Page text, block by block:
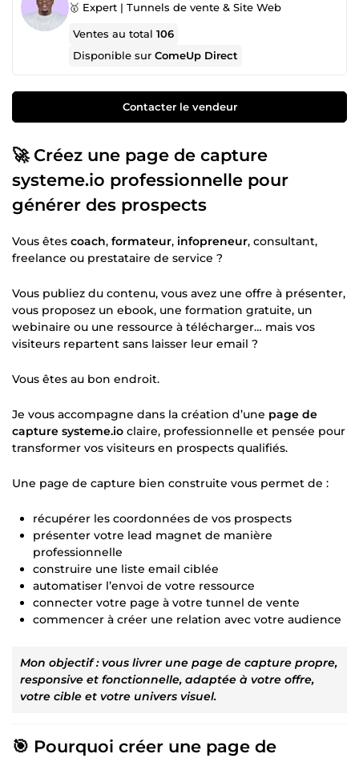
🥇 Expert | Tunnels de vente & Site Web
Ventes au total106
Disponible surComeUp Direct
Contacter le vendeur
🚀 Créez une page de capture
systeme.io professionnelle pour
générer des prospects
Vous êtes coach, formateur, infopreneur, consultant,
freelance ou prestataire de service ?
Vous publiez du contenu, vous avez une offre à présenter,
vous proposez un ebook, une formation gratuite, un
webinaire ou une ressource à télécharger… mais vos
visiteurs repartent sans laisser leur email ?
Vous êtes au bon endroit.
Je vous accompagne dans la création d’une page de
capture systeme.io claire, professionnelle et pensée pour
transformer vos visiteurs en prospects qualifiés.
Une page de capture bien construite vous permet de :
récupérer les coordonnées de vos prospects
présenter votre lead magnet de manière
professionnelle
construire une liste email ciblée
automatiser l’envoi de votre ressource
connecter votre page à votre tunnel de vente
commencer à créer une relation avec votre audience
Mon objectif : vous livrer une page de capture propre,
responsive et fonctionnelle, adaptée à votre offre,
votre cible et votre univers visuel.
🎯 Pourquoi créer une page de